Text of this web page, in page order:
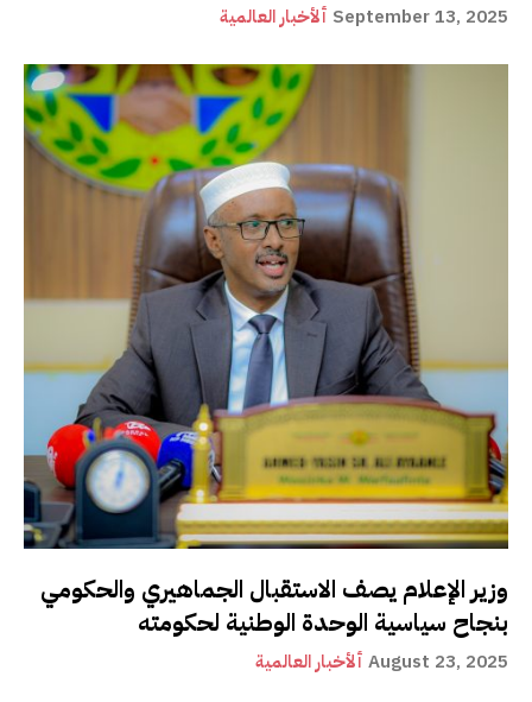
ألأخبار العالمية September 13, 2025
وزير الإعلام يصف الاستقبال الجماهيري والحكومي
بنجاح سياسية الوحدة الوطنية لحكومته
ألأخبار العالمية August 23, 2025